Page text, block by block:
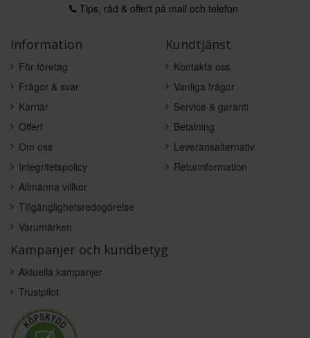
Tips, råd & offert på mail och telefon
Information
För företag
Frågor & svar
Karriär
Offert
Om oss
Integritetspolicy
Allmänna villkor
Tillgänglighetsredogörelse
Varumärken
Kundtjänst
Kontakta oss
Vanliga frågor
Service & garanti
Betalning
Leveransalternativ
Returinformation
Kampanjer och kundbetyg
Aktuella kampanjer
Trustpilot